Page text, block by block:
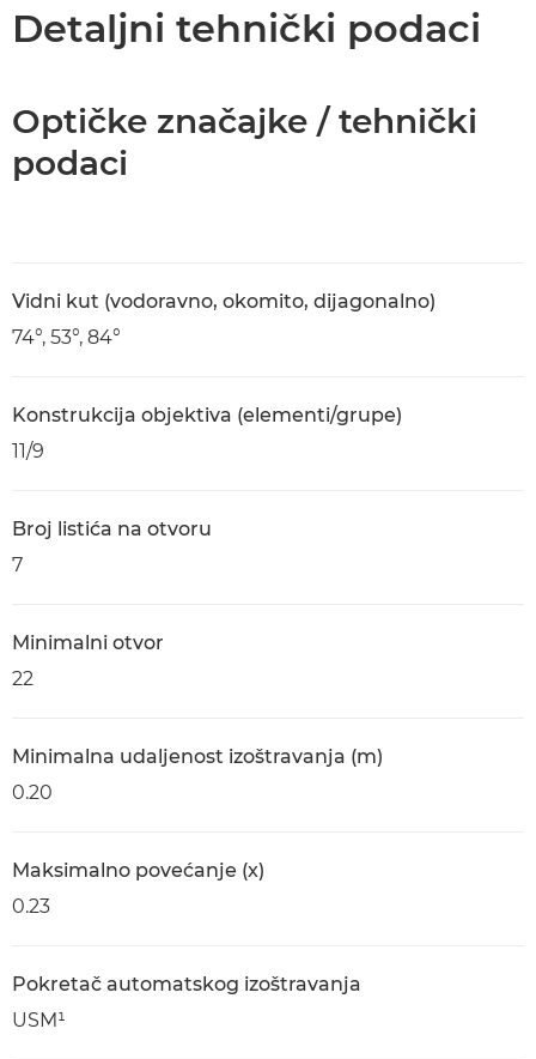
Detaljni tehnički podaci
Optičke značajke / tehnički
podaci
Vidni kut (vodoravno, okomito, dijagonalno)
74°, 53°, 84°
Konstrukcija objektiva (elementi/grupe)
11/9
Broj listića na otvoru
7
Minimalni otvor
22
Minimalna udaljenost izoštravanja (m)
0.20
Maksimalno povećanje (x)
0.23
Pokretač automatskog izoštravanja
USM¹